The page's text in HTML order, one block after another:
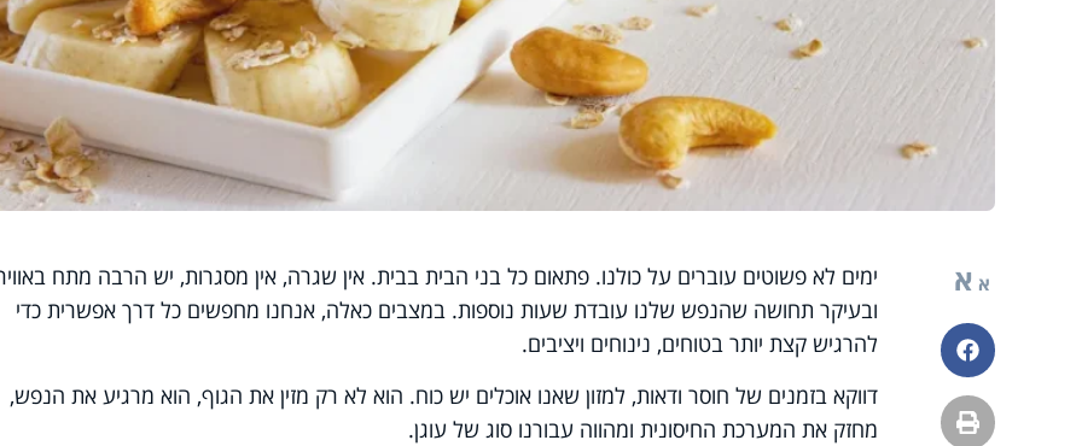
א א
פייסבוק
הדפסה
ימים לא פשוטים עוברים על כולנו. פתאום כל בני הבית בבית. אין שגרה, אין מסגרות, יש הרבה מתח
ובעיקר תחושה שהנפש שלנו עובדת שעות נוספות. במצבים כאלה, אנחנו מחפשים כל דרך אפשרית כדי
להרגיש קצת יותר בטוחים, נינוחים ויציבים.
דווקא בזמנים של חוסר ודאות, למזון שאנו אוכלים יש כוח. הוא לא רק מזין את הגוף, הוא מרגיע את הנפש,
מחזק את המערכת החיסונית ומהווה עבורנו סוג של עוגן.